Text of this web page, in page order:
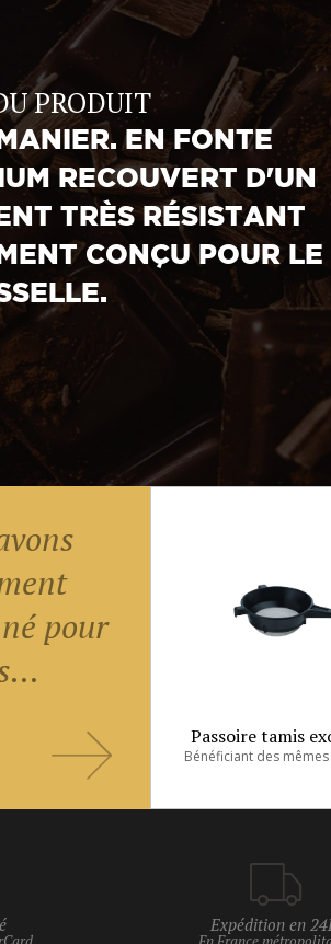
PRODUIT
EN FONTE
RECOUVERT D'UN
TRÈS RÉSISTANT
CONÇU POUR LE
pour
Passoire tamis
Expédition en